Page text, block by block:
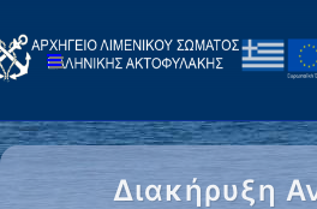
Διακήρυξη